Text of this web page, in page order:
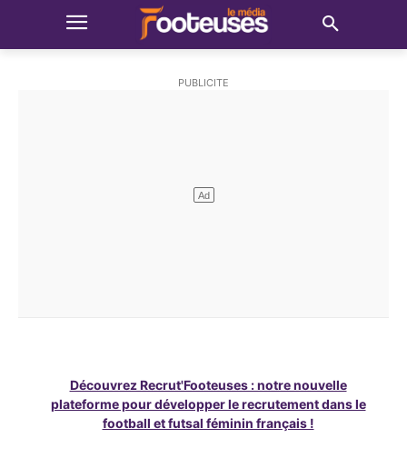
Découvrez Recrut'Footeuses : notre nouvelle
plateforme pour développer le recrutement dans le
football et futsal féminin français !